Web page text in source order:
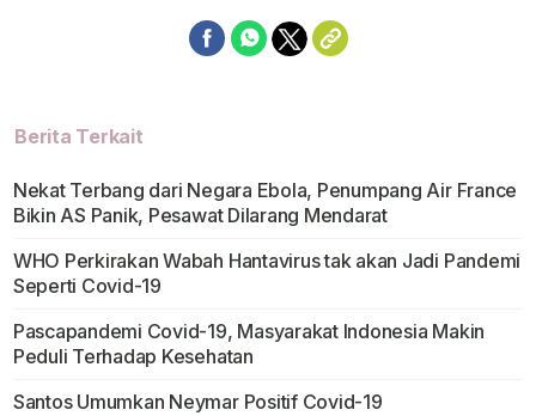
Berita Terkait
Nekat Terbang dari Negara Ebola, Penumpang Air France
Bikin AS Panik, Pesawat Dilarang Mendarat
WHO Perkirakan Wabah Hantavirus tak akan Jadi Pandemi
Seperti Covid-19
Pascapandemi Covid-19, Masyarakat Indonesia Makin
Peduli Terhadap Kesehatan
Santos Umumkan Neymar Positif Covid-19